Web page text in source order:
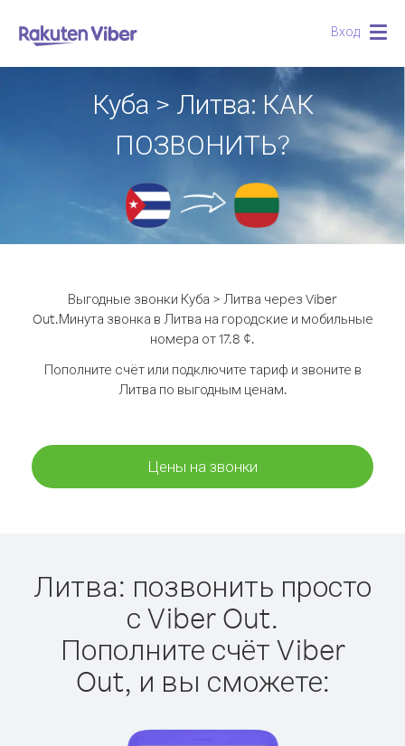
Вход
Куба > Литва: КАК
ПОЗВОНИТЬ?
Выгодные звонки Куба > Литва через Viber
Out.Минута звонка в Литва на городские и мобильные
номера от 17.8 ¢.
Пополните счёт или подключите тариф и звоните в
Литва по выгодным ценам.
Цены на звонки
Литва: позвонить просто
с Viber Out.
Пополните счёт Viber
Out, и вы сможете: